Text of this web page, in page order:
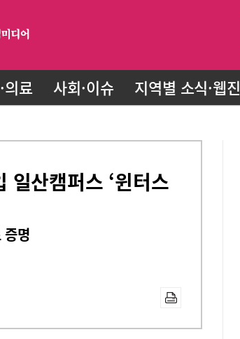
의료 사회·이슈 지역별 소식·웹진
일산캠퍼스 ‘윈터스
증명